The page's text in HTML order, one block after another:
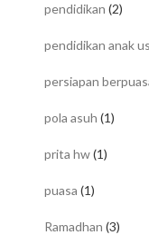
pendidikan (2)
pendidikan anak
persiapan
pola asuh (1)
prita hw(1)
puasa (1)
Ramadhan (3)